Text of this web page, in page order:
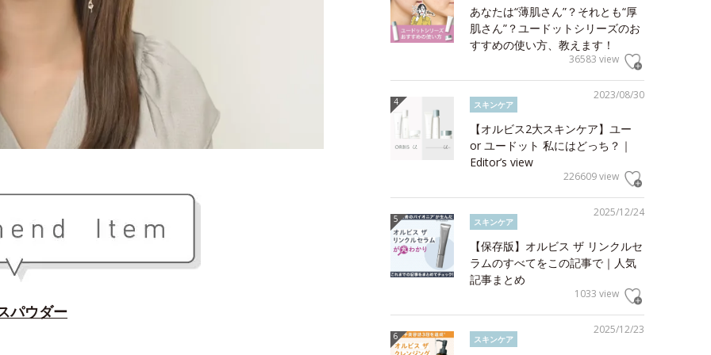
パウダー
あなたは“薄肌さん”？それとも“厚
肌さん”？ユードットシリーズのお
すすめの使い方、教えます！
36583 view
2023/08/30
スキンケア
【オルビス2大スキンケア】ユー
or ユードット 私にはどっち？｜
Editor’s view
226609 view
2025/12/24
スキンケア
【保存版】オルビス ザ リンクルセ
ラムのすべてをこの記事で｜人気
記事まとめ
1033 view
2025/12/23
スキンケア